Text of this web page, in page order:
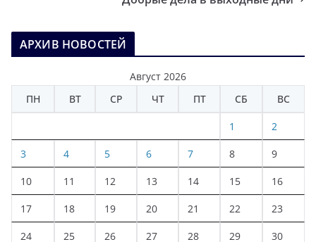
АРХИВ НОВОСТЕЙ
Август 2026
ПН
ВТ СР ЧТ ПТ СБ ВС
1 2
3 4 5 6 7 8 9
10 11 12 13 14 15 16
17 18 19 20 21 22 23
24 25 26 27 28 29 30